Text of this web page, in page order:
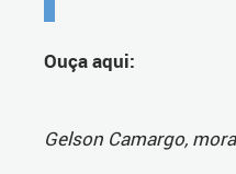
Ouça aqui:
Gelson Camargo,